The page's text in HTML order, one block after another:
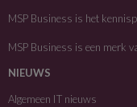
MSP Business is het
MSP Business is een merk
NIEUWS
Algemeen IT nieuws